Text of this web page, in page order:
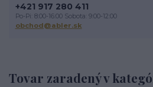
Tovar zaradený v
+421 917 280 411
Po-Pi: 8:00-16:00 Sobota: 9:00-12:00
obchod@abler.sk